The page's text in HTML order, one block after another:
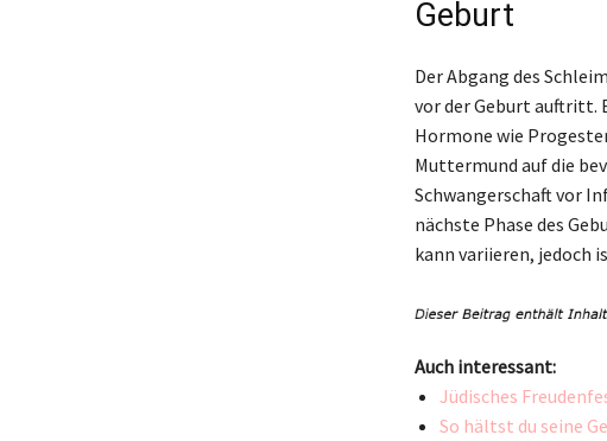
Geburt
Der Abgang des
vor der Geburt auftritt.
Hormone wie
Muttermund auf die
Schwangerschaft vor
nächste Phase des
kann variieren, jedoch
Auch interessant:
Jüdisches
So hältst du seine